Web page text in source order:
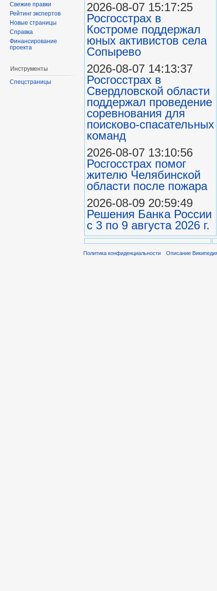
Свежие правки
Рейтинг экспертов
Новые страницы
Справка
Финансирование
проекта
Инструменты
Спецстраницы
2026-08-07 15:17:25
Росгосстрах в
Костроме поддержал
юных активистов села
Сопырево
2026-08-07 14:13:37
Росгосстрах в
Свердловской области
поддержал проведение
соревнования для
поисково‑спасательных
команд
2026-08-07 13:10:56
Росгосстрах помог
жителю Челябинской
области после пожара
2026-08-09 20:59:49
Решения Банка России
с 3 по 9 августа 2026 г.
Политика конфиденциальности Описание